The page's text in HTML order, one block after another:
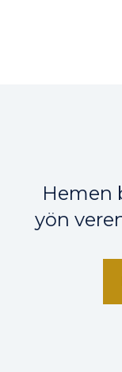
Hemen
yön